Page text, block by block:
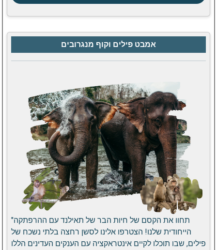
אמבט פילים וקוף מנגרובים
"תחוו את הקסם של חיות הבר של תאילנד עם ההרפתקה
הייחודית שלנו! הצטרפו אלינו לסשן רחצה בלתי נשכח של
פילים, שבו תוכלו לקיים אינטראקציה עם הענקים העדינים הללו